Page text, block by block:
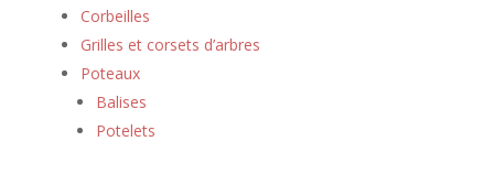
Corbeilles
Grilles et corsets d’arbres
Poteaux
Balises
Potelets